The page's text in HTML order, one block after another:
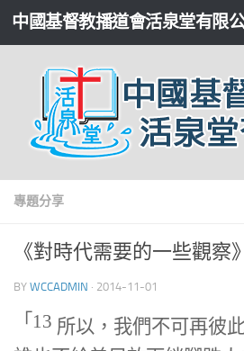
中國基督教播道會活泉堂有限
專題分享
《對時代需要的一些觀察
BY WCCADMIN · 2014-11-01
「 13 所以，我們不可再彼